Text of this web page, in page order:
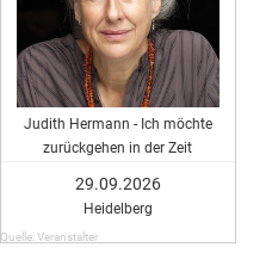
Judith Hermann - Ich möchte
zurückgehen in der Zeit
29.09.2026
Heidelberg
Quelle: Veranstalter